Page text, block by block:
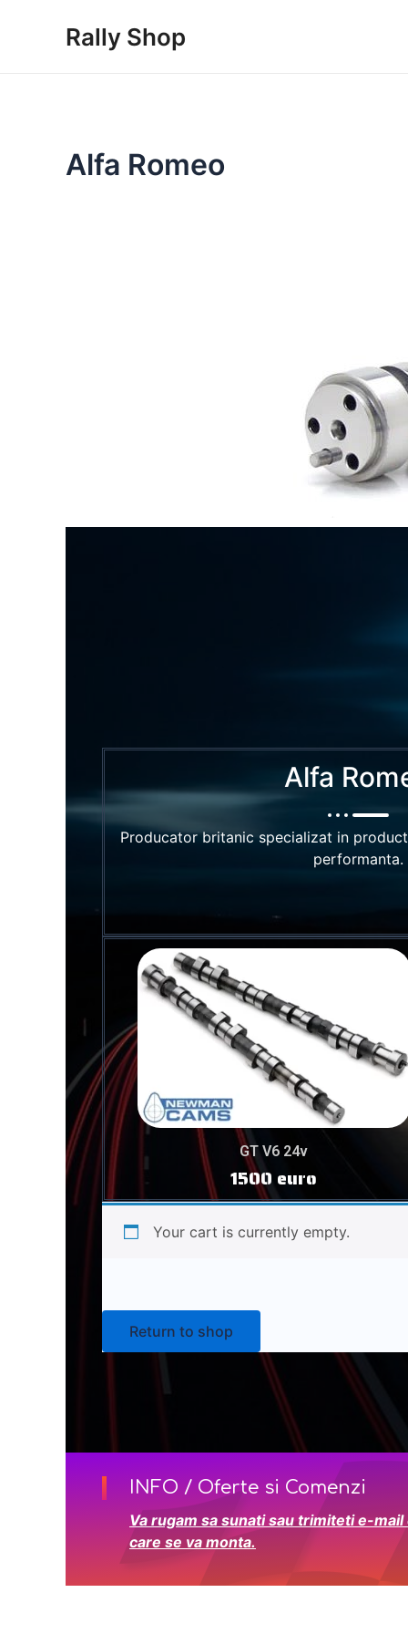
Rally Shop
Alfa Romeo
Alfa
Producator britanic specializat in
performanta.
GT V6 24v
1500 euro
Your cart is currently empty.
Return to shop
INFO / Oferte si Comenzi
Va rugam sa sunati sau trimiteti e-
care se va monta.